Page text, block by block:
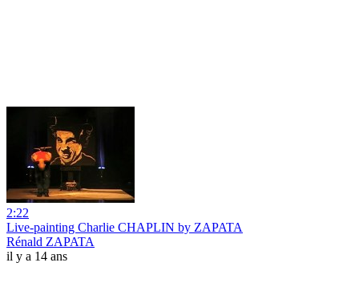
2:22
Live-painting Charlie CHAPLIN by ZAPATA
Rénald ZAPATA
il y a 14 ans